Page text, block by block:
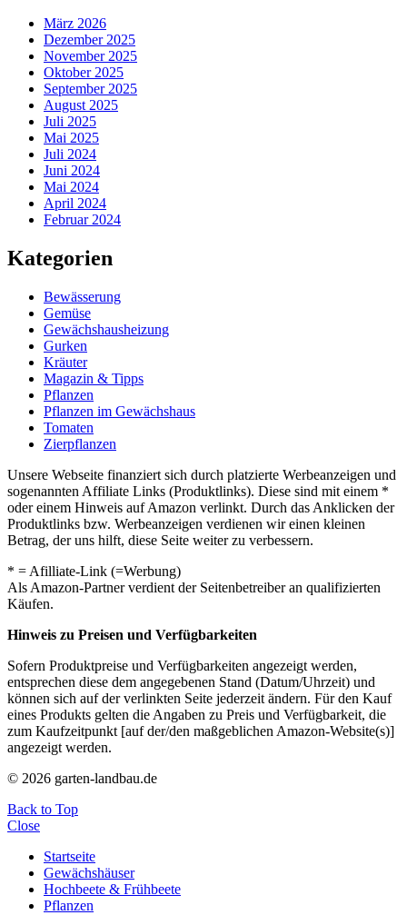
März 2026
Dezember 2025
November 2025
Oktober 2025
September 2025
August 2025
Juli 2025
Mai 2025
Juli 2024
Juni 2024
Mai 2024
April 2024
Februar 2024
Kategorien
Bewässerung
Gemüse
Gewächshausheizung
Gurken
Kräuter
Magazin & Tipps
Pflanzen
Pflanzen im Gewächshaus
Tomaten
Zierpflanzen
Unsere Webseite finanziert sich durch platzierte Werbeanzeigen und
sogenannten Affiliate Links (Produktlinks). Diese sind mit einem *
oder einem Hinweis auf Amazon verlinkt. Durch das Anklicken der
Produktlinks bzw. Werbeanzeigen verdienen wir einen kleinen
Betrag, der uns hilft, diese Seite weiter zu verbessern.
* = Afilliate-Link (=Werbung)
Als Amazon-Partner verdient der Seitenbetreiber an qualifizierten
Käufen.
Hinweis zu Preisen und Verfügbarkeiten
Sofern Produktpreise und Verfügbarkeiten angezeigt werden,
entsprechen diese dem angegebenen Stand (Datum/Uhrzeit) und
können sich auf der verlinkten Seite jederzeit ändern. Für den Kauf
eines Produkts gelten die Angaben zu Preis und Verfügbarkeit, die
zum Kaufzeitpunkt [auf der/den maßgeblichen Amazon-Website(s)]
angezeigt werden.
© 2026 garten-landbau.de
Back to Top
Close
Startseite
Gewächshäuser
Hochbeete & Frühbeete
Pflanzen